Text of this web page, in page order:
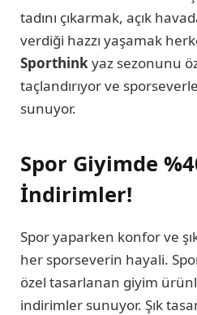
tadını çıkarmak, açık
verdiği hazzı yaşamak
Sporthinkyaz sezonunu
taçlandırıyor ve
sunuyor.
Spor Giyimde
İndirimler!
Spor yaparken konfor ve
her sporseverin hayali.
özel tasarlanan giyim
indirimler sunuyor. Şık